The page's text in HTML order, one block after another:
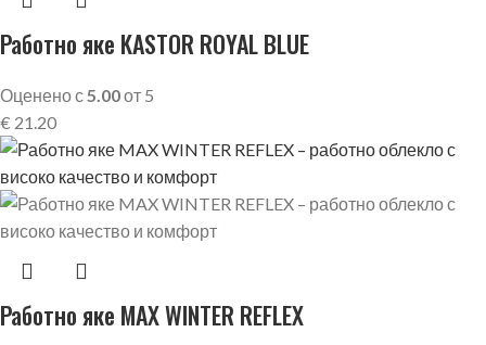
Работно яке KASTOR ROYAL BLUE
Оценено с5.00от 5
€ 21.20
Работно яке MAX WINTER REFLEX